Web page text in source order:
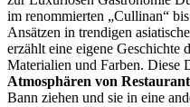
im renommierten „Cullinan“
Ansätzen in trendigen
erzählt eine eigene Geschichte
Materialien und Farben. Diese
Atmosphären von
Bann ziehen und sie in eine